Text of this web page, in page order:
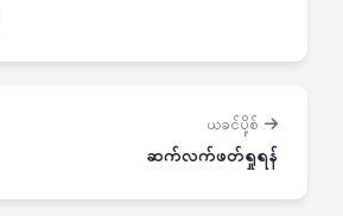
ယခင်ပို့စ်
ဆက်လက်ဖတ်ရှုရန်